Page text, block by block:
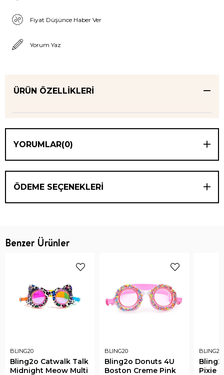
Fiyat Düşünce Haber Ver
Yorum Yaz
ÜRÜN ÖZELLIKLERI
YORUMLAR(0)
ÖDEME SEÇENEKLERI
Benzer Ürünler
BLING20
Bling2o Catwalk Talk
Midnight Meow Multi
BLING20
Bling2o Donuts 4U
Boston Creme Pink
BLING20
Pixie